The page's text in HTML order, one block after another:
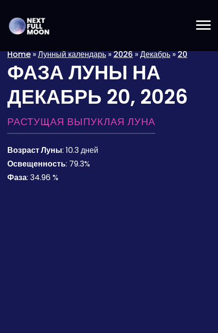
Home»Лунный календарь»2026»Декабрь»20
ФАЗА ЛУНЫ НА
ДЕКАБРЬ 20, 2026
РАСТУЩАЯ ВЫПУКЛАЯ ЛУНА
Возраст Луны: 10.3 дней
Освещенность: 79.3%
Фаза: 34.96 %